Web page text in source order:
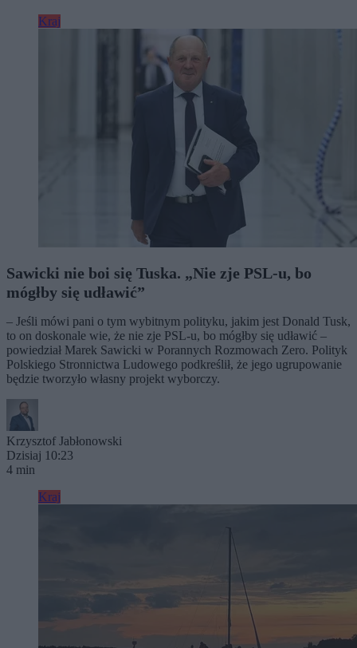
Kraj
Sawicki nie boi się Tuska. „Nie zje PSL-u, bo
mógłby się udławić”
– Jeśli mówi pani o tym wybitnym polityku, jakim jest Donald Tusk,
to on doskonale wie, że nie zje PSL-u, bo mógłby się udławić –
powiedział Marek Sawicki w Porannych Rozmowach Zero. Polityk
Polskiego Stronnictwa Ludowego podkreślił, że jego ugrupowanie
będzie tworzyło własny projekt wyborczy.
Krzysztof Jabłonowski
Dzisiaj 10:23
4 min
Kraj